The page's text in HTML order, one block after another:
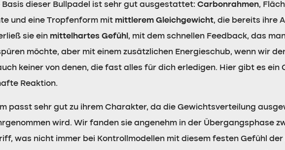
Basis dieser Bullpadel ist sehr gut ausgestattet: Carbonrahmen,
und eine Tropfenform mit mittlerem Gleichgewicht, die bereits ihre
sie ein mittelhartes Gefühl , mit dem schnellen Feedback, das
möchte, aber mit einem zusätzlichen Energieschub, wenn wir
keiner von denen, die fast alles für dich erledigen. Hier gibt es ein
Reaktion.
passt sehr gut zu ihrem Charakter, da die Gewichtsverteilung
wird. Wir fanden sie angenehm in der Übergangsphase
was nicht immer bei Kontrollmodellen mit diesem festen Gefühl